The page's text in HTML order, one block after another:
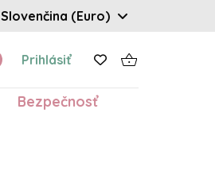
Slovenčina (Euro)
Prihlásiť
Bezpečnosť